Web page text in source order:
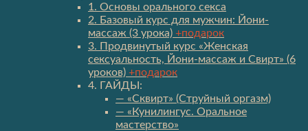
1. Основы орального секса
2. Базовый курс для мужчин: Йони-
массаж (3 урока) +подарок
3. Продвинутый курс «Женская
сексуальность, Йони-массаж и Свирт» (6
уроков) +подарок
4. ГАЙДЫ:
— «Сквирт» (Струйный оргазм)
— «Кунилингус. Оральное
мастерство»